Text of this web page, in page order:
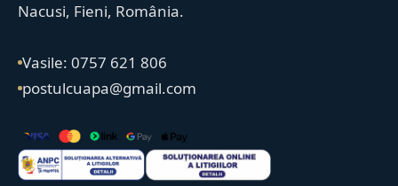
Nacusi, Fieni, România.
Vasile: 0757 621 806
postulcuapa@gmail.com